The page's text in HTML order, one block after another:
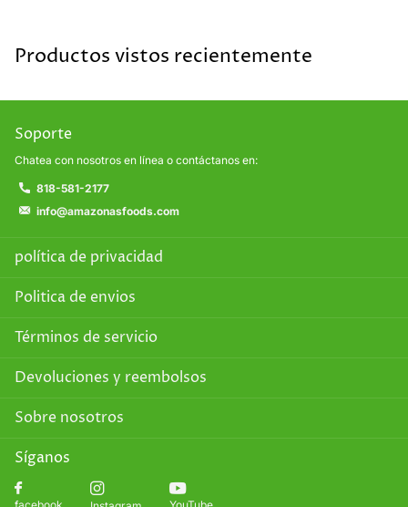
Productos vistos recientemente
Soporte
Chatea con nosotros en línea o contáctanos en:
818-581-2177
info@amazonasfoods.com
política de privacidad
Politica de envios
Términos de servicio
Devoluciones y reembolsos
Sobre nosotros
Síganos